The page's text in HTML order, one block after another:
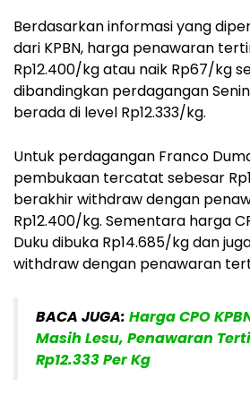
Berdasarkan informasi yang
dari KPBN, harga penawaran
Rp12.400/kg atau naik Rp67/kg
dibandingkan perdagangan
berada di level Rp12.333/kg.
Untuk perdagangan Franco
pembukaan tercatat sebesar
berakhir withdraw dengan
Rp12.400/kg. Sementara harga
Duku dibuka Rp14.685/kg dan
withdraw dengan penawaran
BACA JUGA: Harga CPO
Masih Lesu, Penawaran
Rp12.333 Per Kg